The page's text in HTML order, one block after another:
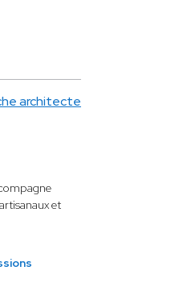
architecte
et